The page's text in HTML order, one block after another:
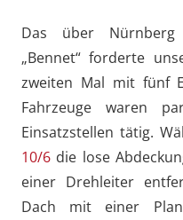
Das über Nürnberg
„Bennet“ forderte
zweiten Mal mit fünf
Fahrzeuge waren
Einsatzstellen tätig.
10/6 die lose
einer Drehleiter
Dach mit einer